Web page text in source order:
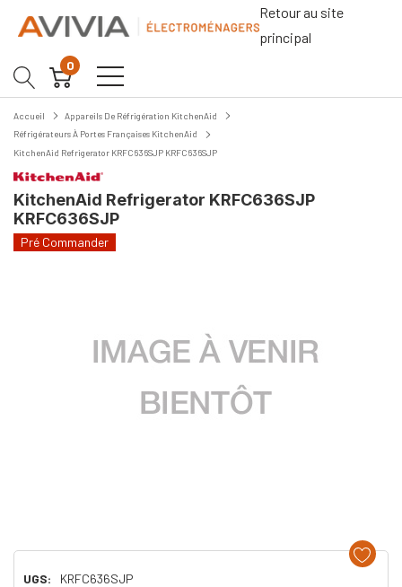
Retour au site
principal
0
Accueil
Appareils De Réfrigération KitchenAid
Réfrigérateurs À Portes Françaises KitchenAid
KitchenAid Refrigerator KRFC636SJP KRFC636SJP
KitchenAid Refrigerator KRFC636SJP
KRFC636SJP
Pré Commander
UGS: KRFC636SJP